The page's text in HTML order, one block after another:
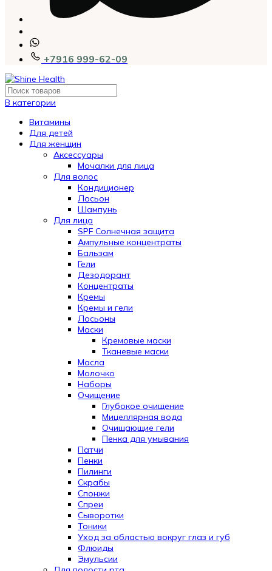
+7916 999-62-09
В категории
Витамины
Для детей
Для женщин
Аксессуары
Мочалки для лица
Для волос
Кондиционер
Лосьон
Шампунь
Для лица
SPF Солнечная защита
Ампульные концентраты
Бальзам
Гели
Дезодорант
Концентраты
Кремы
Кремы и гели
Лосьоны
Маски
Кремовые маски
Тканевые маски
Масла
Молочко
Наборы
Очищение
Глубокое очищение
Мицеллярная вода
Очищающие гели
Пенка для умывания
Патчи
Пенки
Пилинги
Скрабы
Спонжи
Спреи
Сыворотки
Тоники
Уход за областью вокруг глаз и губ
Флюиды
Эмульсии